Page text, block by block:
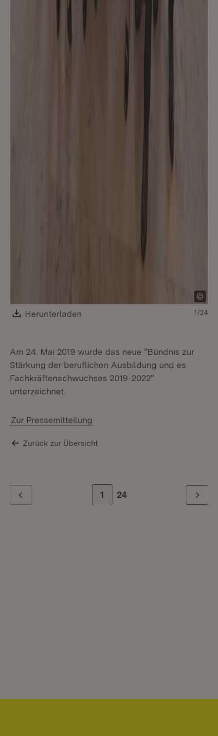
Download:
Herunterladen 1/24
Am 24. Mai 2019 wurde das neue "Bündnis zur
Stärkung der beruflichen Ausbildung und es
Fachkräftenachwuchses 2019-2022"
unterzeichnet.
Zur Pressemitteilung
Zurück zur Übersicht
Zur Seite
1 Zur letzten Seite
24 Weiter